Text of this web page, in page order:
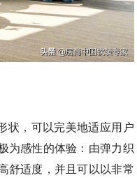
状，可以完美地适应用户
为感性的体验：由弹力织
舒适度，并且可以以非常